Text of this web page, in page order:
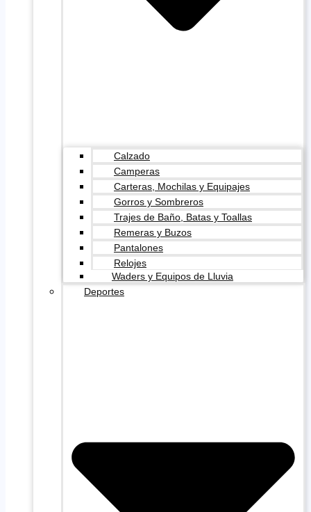
Calzado
Camperas
Carteras, Mochilas y Equipajes
Gorros y Sombreros
Trajes de Baño, Batas y Toallas
Remeras y Buzos
Pantalones
Relojes
Waders y Equipos de Lluvia
Deportes